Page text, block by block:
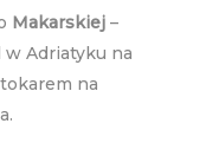
Makarskiej–
w Adriatyku na
na